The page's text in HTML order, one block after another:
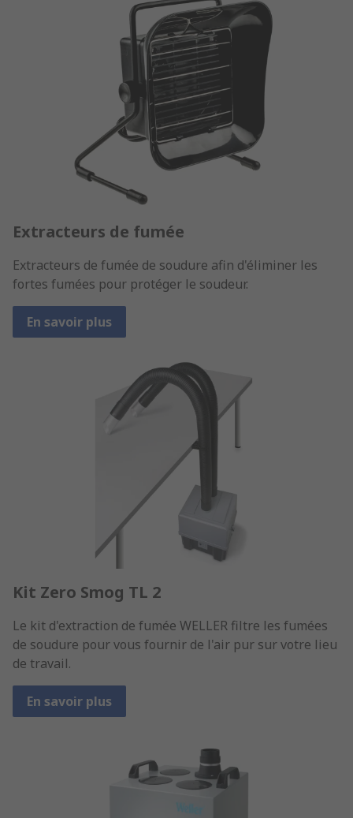
Extracteurs de fumée
Extracteurs de fumée de soudure afin d'éliminer les
fortes fumées pour protéger le soudeur.
En savoir plus
Kit Zero Smog TL 2
Le kit d'extraction de fumée WELLER filtre les fumées
de soudure pour vous fournir de l'air pur sur votre lieu
de travail.
En savoir plus